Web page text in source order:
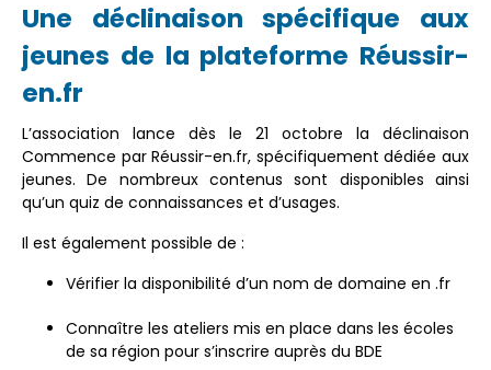
Une déclinaison spécifique aux
jeunes de la plateforme Réussir-
en.fr
L’association lance dès le 21 octobre la déclinaison
Commence par Réussir-en.fr, spécifiquement dédiée aux
jeunes. De nombreux contenus sont disponibles ainsi
qu’un quiz de connaissances et d’usages.
Il est également possible de :
Vérifier la disponibilité d’un nom de domaine en .fr
Connaître les ateliers mis en place dans les écoles
de sa région pour s’inscrire auprès du BDE